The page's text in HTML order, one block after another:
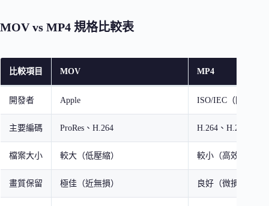
MOV vs MP4 規格比較表
比較項目 MOV MP4
開發者 Apple ISO/IEC（國際標
主要編碼 ProRes、H.264 H.264、H.265（
檔案大小 較大（低壓縮） 較小（高效率壓縮
畫質保留 極佳（近無損） 良好（微損但肉眼